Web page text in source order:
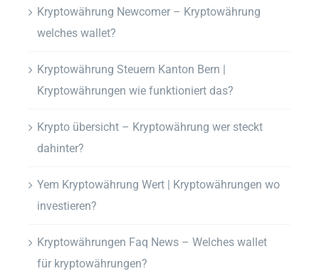
Kryptowährung Newcomer – Kryptowährung
welches wallet?
Kryptowährung Steuern Kanton Bern |
Kryptowährungen wie funktioniert das?
Krypto übersicht – Kryptowährung wer steckt
dahinter?
Yem Kryptowährung Wert | Kryptowährungen wo
investieren?
Kryptowährungen Faq News – Welches wallet
für kryptowährungen?